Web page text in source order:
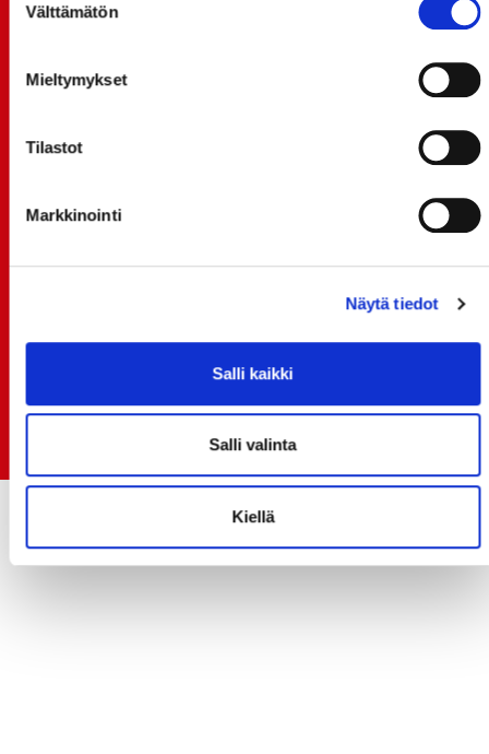
valinta
Välttämätön
Mieltymykset
Tilastot
Markkinointi
Näytä tiedot
Salli kaikki
Salli valinta
Kiellä
JOKERIT-OTTELUN LIPUT MYYNTIIN HUOMENNA TI
LIIKUNTALEIKKIKOULUUN KESÄ-HEINÄKUUSSA!
SPORT-ÄSSÄT JA KOKO JOUKKUEEN MEET&GREET
Rinta-Joupin Autoliike jatkaa Sportin
monikymmenvuotiselle yhteistyölle
Early Bird-lippupaketit nyt myynnissä! - näe
Jokerit-matsi ja useat muut